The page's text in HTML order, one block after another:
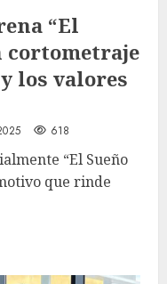
“El
cortometraje
los valores
618
“El Sueño
que rinde